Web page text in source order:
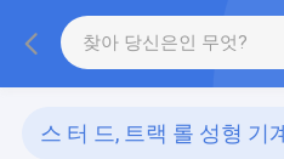
스 터 드, 트랙 롤 성형 기계